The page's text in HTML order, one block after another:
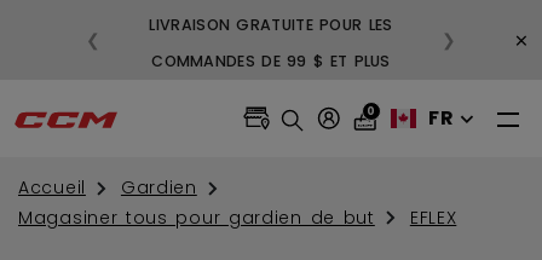
LIVRAISON GRATUITE POUR LES
COMMANDES DE 99 $ ET PLUS
❮ ❯ ×
0 FR
Accueil
Gardien
Magasiner tous pour gardien de but
EFLEX